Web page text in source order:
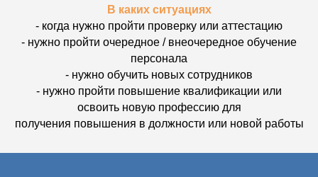
В каких ситуациях
- когда нужно пройти проверку или аттестацию
- нужно пройти очередное / внеочередное обучение
персонала
- нужно обучить новых сотрудников
- нужно пройти повышение квалификации или
освоить новую профессию для
получения повышения в должности или новой работы